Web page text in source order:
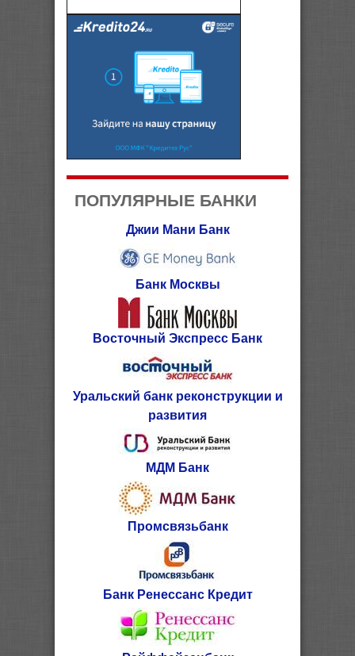
ПОПУЛЯРНЫЕ БАНКИ
Джии Мани Банк
Банк Москвы
Восточный Экспресс Банк
Уральский банк реконструкции и
развития
МДМ Банк
Промсвязьбанк
Банк Ренессанс Кредит